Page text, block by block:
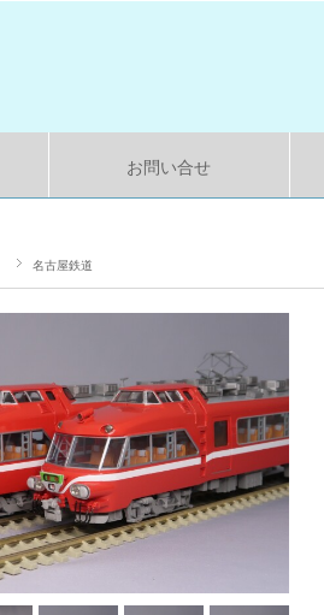
お問い合せ
名古屋鉄道